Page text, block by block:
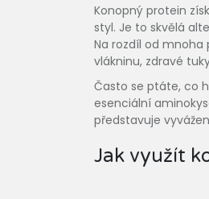
Konopný protein
styl. Je to skvělá
Na rozdíl od mnoha
vlákninu, zdravé
Často se ptáte, co
esenciální
představuje
Jak využít